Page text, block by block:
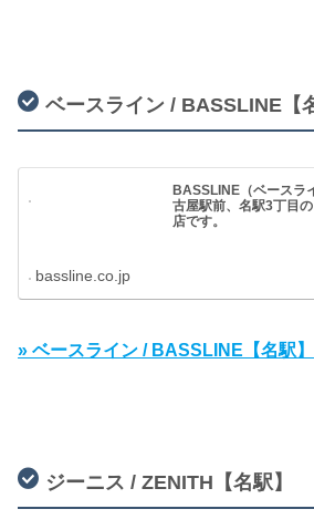
ベースライン / BASSLINE【
BASSLINE（ベースラ
古屋駅前、名駅3丁目
店です。
bassline.co.jp
» ベースライン / BASSLINE【名駅】
ジーニス / ZENITH【名駅】